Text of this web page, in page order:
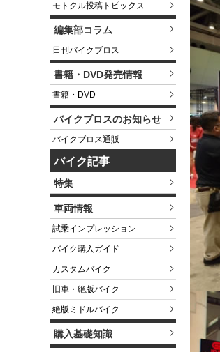
モトクル投稿トピックス
編集部コラム
日刊バイクブロス
書籍・DVD発売情報
書籍・DVD
バイクブロスのお知らせ
バイクブロス通販
バイク記事
特集
車両情報
試乗インプレッション
バイク購入ガイド
カスタムバイク
旧車・絶版バイク
絶版ミドルバイク
購入基礎知識